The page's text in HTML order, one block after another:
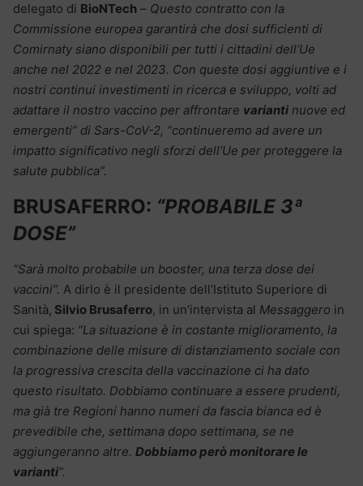
delegato di BioNTech – Questo contratto con la
Commissione europea garantirà che dosi sufficienti di
Comirnaty siano disponibili per tutti i cittadini dell’Ue
anche nel 2022 e nel 2023. Con queste dosi aggiuntive e i
nostri continui investimenti in ricerca e sviluppo, volti ad
adattare il nostro vaccino per affrontare varianti nuove ed
emergenti” di Sars-CoV-2, “continueremo ad avere un
impatto significativo negli sforzi dell’Ue per proteggere la
salute pubblica”.
BRUSAFERRO: “PROBABILE 3ª
DOSE”
“Sarà molto probabile un booster, una terza dose dei
vaccini”. A dirlo è il presidente dell’Istituto Superiore di
Sanità, Silvio Brusaferro, in un’intervista al Messaggero in
cui spiega: “La situazione è in costante miglioramento, la
combinazione delle misure di distanziamento sociale con
la progressiva crescita della vaccinazione ci ha dato
questo risultato. Dobbiamo continuare a essere prudenti,
ma già tre Regioni hanno numeri da fascia bianca ed è
prevedibile che, settimana dopo settimana, se ne
aggiungeranno altre. Dobbiamo però monitorare le
varianti“.